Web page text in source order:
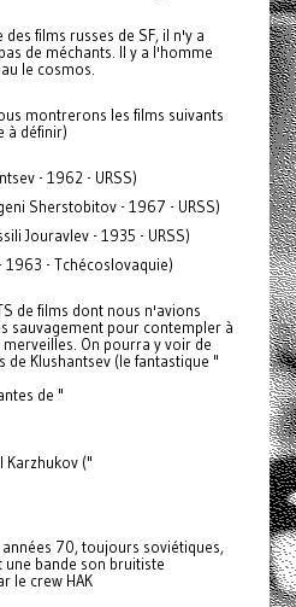
films russes de SF, il n'y a
de méchants. Il y a l'homme
le cosmos.
montrerons les films suivants
à définir)
- 1962 - URSS)
Sherstobitov - 1967 - URSS)
Jouravlev - 1935 - URSS)
1963 - Tchécoslovaquie)
de films dont nous n'avions
sauvagement pour contempler à
On pourra y voir de
de Klushantsev (le fantastique "
de "
Karzhukov ("
70, toujours soviétiques,
une bande son bruitiste
le crew HAK